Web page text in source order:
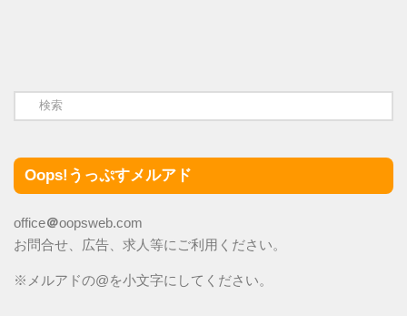
Oops!うっぷすメルアド
office＠oopsweb.com
お問合せ、広告、求人等にご利用ください。
※メルアドの@を小文字にしてください。